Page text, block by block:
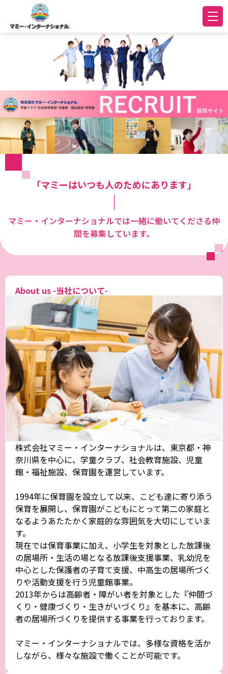
「マミーはいつも人のためにあります」
マミー・インターナショナルでは一緒に働いてくださる仲
間を募集しています。
About us -当社について-
株式会社マミー・インターナショナルは、東京都・神
奈川県を中心に、学童クラブ、社会教育施設、児童
館・福祉施設、保育園を運営しています。
1994年に保育園を設立して以来、こども達に寄り添う
保育を展開し、保育園がこどもにとって第二の家庭と
なるようあたたかく家庭的な雰囲気を大切にしていま
す。
現在では保育事業に加え、小学生を対象とした放課後
の居場所・生活の場となる放課後支援事業、乳幼児を
中心とした保護者の子育て支援、中高生の居場所づく
りや活動支援を行う児童館事業。
2013年からは高齢者・障がい者を対象とした『仲間づ
くり・健康づくり・生きがいづくり』を基本に、高齢
者の居場所づくりを提供する事業を行っております。
マミー・インターナショナルでは、多様な資格を活か
しながら、様々な施設で働くことが可能です。